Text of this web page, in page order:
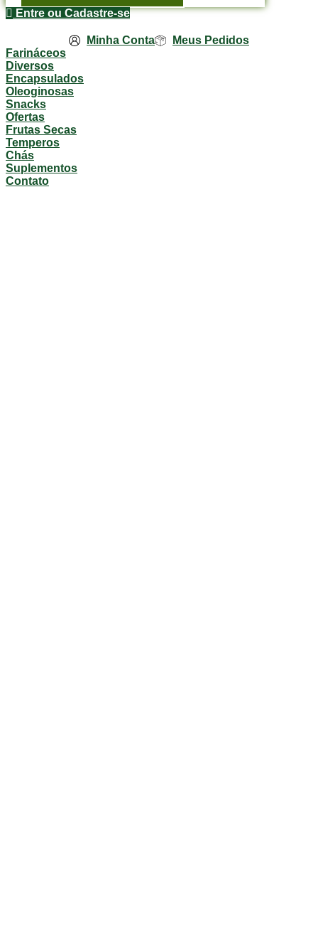
Entre ou Cadastre-se
Minha Conta
Meus Pedidos
Farináceos
Diversos
Encapsulados
Oleoginosas
Snacks
Ofertas
Frutas Secas
Temperos
Chás
Suplementos
Contato